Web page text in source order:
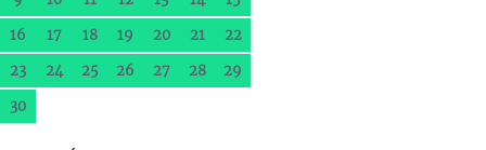
16
17 18 19 20 21
22
23
24 25 26 27 28
29
30